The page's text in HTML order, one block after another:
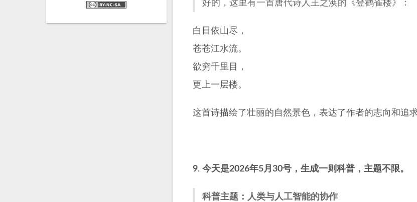
好的，这里有一首唐代诗人王之涣的《登鹳雀楼》：
白日依山尽，
苍苍江水流。
欲穷千里目，
更上一层楼。
这首诗描绘了壮丽的自然景色，表达了作者的志向和追
9. 今天是2026年5月30号，生成一则科普，主题不限。
科普主题：人类与人工智能的协作